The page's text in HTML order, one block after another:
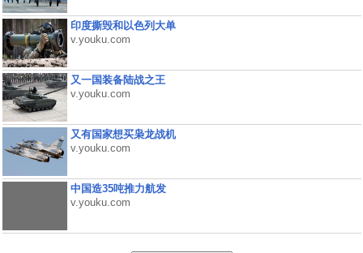
印度撕毁和以色列大单
v.youku.com
又一国装备陆战之王
v.youku.com
又有国家想买枭龙战机
v.youku.com
中国造35吨推力航发
v.youku.com